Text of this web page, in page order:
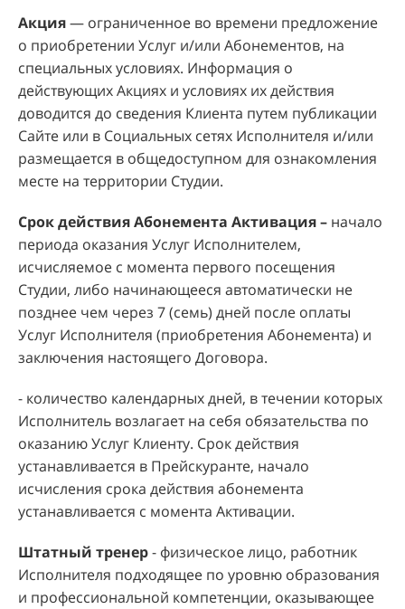
Акция— ограниченное во времени предложение
о приобретении Услуг и/или Абонементов, на
специальных условиях. Информация о
действующих Акциях и условиях их действия
доводится до сведения Клиента путем публикации
Сайте или в Социальных сетях Исполнителя и/или
размещается в общедоступном для ознакомления
месте на территории Студии.
Срок действия Абонемента Активация – начало
периода оказания Услуг Исполнителем,
исчисляемое с момента первого посещения
Студии, либо начинающееся автоматически не
позднее чем через 7 (семь) дней после оплаты
Услуг Исполнителя (приобретения Абонемента) и
заключения настоящего Договора.
- количество календарных дней, в течении которых
Исполнитель возлагает на себя обязательства по
оказанию Услуг Клиенту. Срок действия
устанавливается в Прейскуранте, начало
исчисления срока действия абонемента
устанавливается с момента Активации.
Штатный тренер- физическое лицо, работник
Исполнителя подходящее по уровню образования
и профессиональной компетенции, оказывающее